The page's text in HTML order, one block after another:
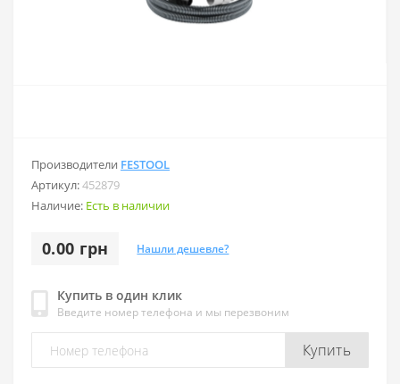
Производители FESTOOL
Артикул:452879
Наличие: Есть в наличии
0.00 грн Нашли дешевле?
Купить в один клик
Введите номер телефона и мы перезвоним
Купить